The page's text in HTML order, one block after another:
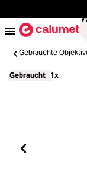
Loading... Video
Gebrauchte
Gebraucht 1x